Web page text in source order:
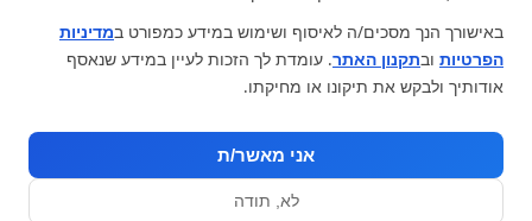
באישורך הנך מסכים/ה לאיסוף ושימוש במידע כמפורט במדיניות
הפרטיות ובתקנון האתר. עומדת לך הזכות לעיין במידע שנאסף
אודותיך ולבקש את תיקונו או מחיקתו.
אני מאשר/ת
לא, תודה